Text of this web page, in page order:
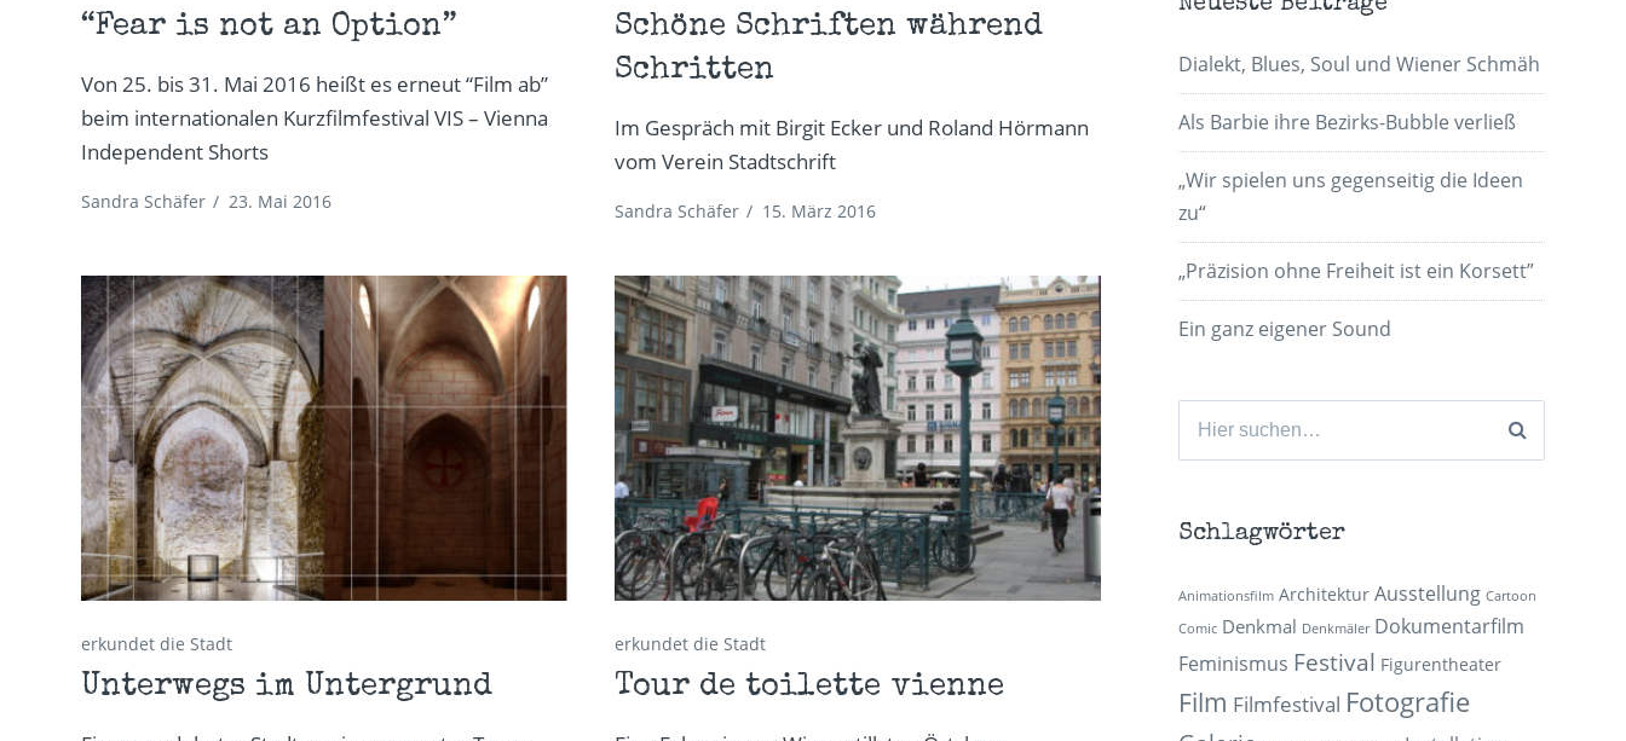
“Fear is not an Option”
Von 25. bis 31. Mai 2016 heißt es erneut “Film ab”
beim internationalen Kurzfilmfestival VIS – Vienna
Independent Shorts
Sandra Schäfer / 23. Mai 2016
Schöne Schriften während
Schritten
Im Gespräch mit Birgit Ecker und Roland Hörmann
vom Verein Stadtschrift
Sandra Schäfer / 15. März 2016
erkundet die Stadt
Unterwegs im Untergrund
erkundet die Stadt
Tour de toilette vienne
Dialekt, Blues, Soul und Wiener Schmäh
Als Barbie ihre Bezirks-Bubble verließ
„Wir spielen uns gegenseitig die Ideen
zu“
„Präzision ohne Freiheit ist ein Korsett”
Ein ganz eigener Sound
Suchen
Schlagwörter
Animationsfilm Architektur Ausstellung Cartoon
Comic Denkmal Denkmäler Dokumentarfilm
Feminismus Festival Figurentheater
Film Filmfestival Fotografie